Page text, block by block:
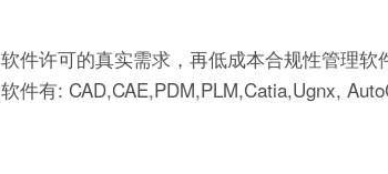
件许可的真实需求，再低成本合规性管理软
有: CAD,CAE,PDM,PLM,Catia,Ugnx,